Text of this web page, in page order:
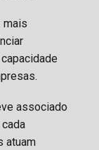
mais
associado
atuam